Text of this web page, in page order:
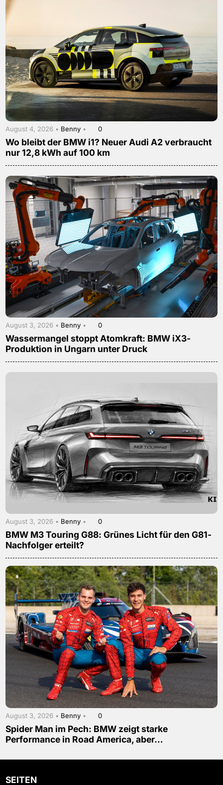
August 4, 2026 • Benny • 0
Wo bleibt der BMW i1? Neuer Audi A2 verbraucht
nur 12,8 kWh auf 100 km
August 3, 2026 • Benny • 0
Wassermangel stoppt Atomkraft: BMW iX3-
Produktion in Ungarn unter Druck
August 3, 2026 • Benny • 0
BMW M3 Touring G88: Grünes Licht für den G81-
Nachfolger erteilt?
August 3, 2026 • Benny • 0
Spider Man im Pech: BMW zeigt starke
Performance in Road America, aber…
SEITEN